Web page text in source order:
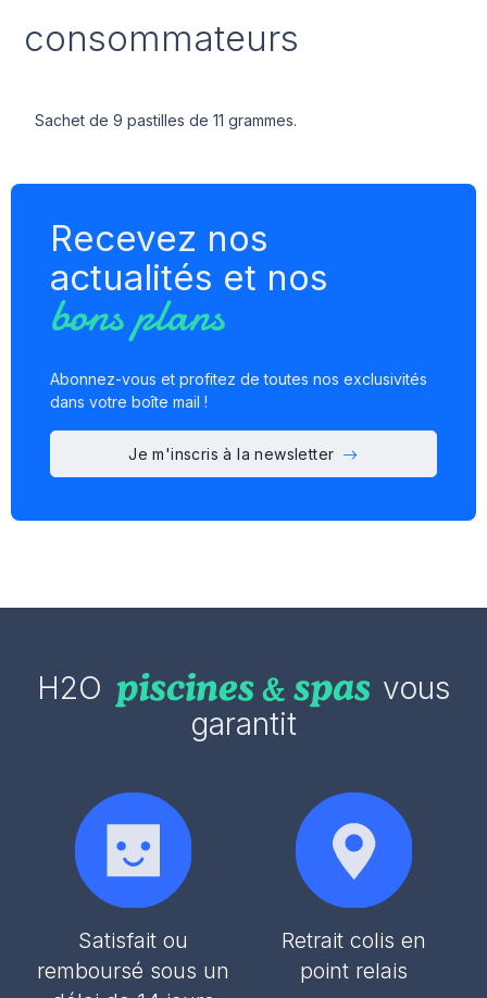
consommateurs
Sachet de 9 pastilles de 11 grammes.
Recevez nos
actualités et nos
bons plans
Abonnez-vous et profitez de toutes nos exclusivités
dans votre boîte mail !
Je m'inscris à la newsletter
H2O
vous
garantit
Satisfait ou
remboursé sous un
Retrait colis en
point relais